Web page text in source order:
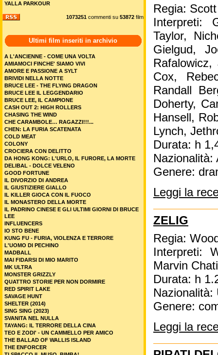
Regia:
Interpreti:
Taylor,
Gielgud,
Cox,
Randall
Doherty,
Hansell,
Lynch,
Durata: h
Genere:
Leggi la
ZELIG
Regia:
Interpreti:
Marvin
Durata: h
Nazionalità:
Genere:
Leggi la
YALLA PARKOUR
1073251 commenti su 53872 film
Ultimi film inseriti in archivio
A L'ANCIENNE - COME UNA VOLTA
AMIAMOCI FINCHE' SIAMO VIVI
AMORE E PASSIONE A SYLT
BRIVIDI NELLA NOTTE
BRUCE LEE - THE FLYING DRAGON
BRUCE LEE IL LEGGENDARIO
BRUCE LEE, IL CAMPIONE
CASH OUT 2: HIGH ROLLERS
CHASING THE WIND
CHE CARAMBOLE… RAGAZZI!!!...
CHEN: LA FURIA SCATENATA
COLD MEAT
COLONY
CROCIERA CON DELITTO
DA HONG KONG: L'URLO, IL FURORE, LA MORTE
DELIBAL - DOLCE VELENO
GOOD FORTUNE
IL DIVORZIO DI ANDREA
IL GIUSTIZIERE GIALLO
IL KILLER GIOCA CON IL FUOCO
IL MONASTERO DELLA MORTE
IL PADRINO CINESE E GLI ULTIMI GIORNI DI BRUCE
LEE
INFLUENCERS
IO STO BENE
KUNG FU - FURIA, VIOLENZA E TERRORE
L'UOMO DI PECHINO
MADBALL
MAI FIDARSI DI MIO MARITO
MK ULTRA
MONSTER GRIZZLY
QUATTRO STORIE PER NON DORMIRE
RED SPIRIT LAKE
SAVAGE HUNT
SHELTER (2014)
SING SING (2023)
SVANITA NEL NULLA
TAYANG: IL TERRORE DELLA CINA
TEO E ZODI' - UN CAMMELLO PER AMICO
THE BALLAD OF WALLIS ISLAND
THE ENFORCER